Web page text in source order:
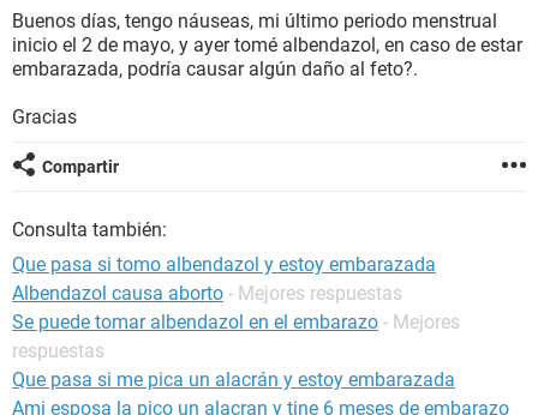
SEXUALIDAD
Buenos días, tengo náuseas, mi último periodo menstrual
inicio el 2 de mayo, y ayer tomé albendazol, en caso de estar
embarazada, podría causar algún daño al feto?.
Gracias
Compartir
Consulta también:
Que pasa si tomo albendazol y estoy embarazada
Albendazol causa aborto - Mejores respuestas
Se puede tomar albendazol en el embarazo - Mejores
respuestas
Que pasa si me pica un alacrán y estoy embarazada
Ami esposa la pico un alacran y tine 6 meses de embarazo